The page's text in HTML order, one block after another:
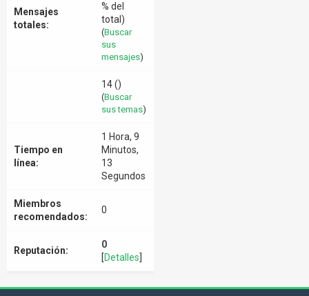
Mensajes
totales:
% del
total)
(Buscar
sus
mensajes)
14 ()
(Buscar
sus temas)
Tiempo en
línea:
1 Hora, 9
Minutos,
13
Segundos
Miembros
recomendados:
0
Reputación:
0
[Detalles